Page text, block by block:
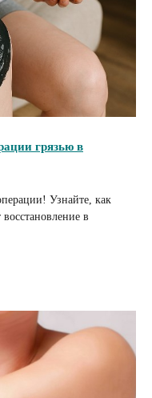
грязью в
Узнайте, как
восстановление в